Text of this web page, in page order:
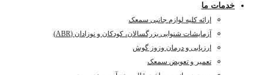
خدمات ما
ارائه کلیه لوازم جانبی سمعک
آزمایشات شنوایی بزرگسالان، کودکان و نوزادان (ABR)
ارزیابی و درمان وزوز گوش
تعمیر و تعویض سمعک